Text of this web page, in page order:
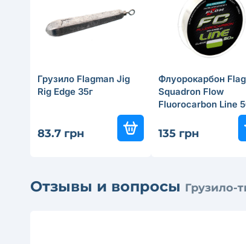
Грузило Flagman Jig
Rig Edge 35г
83.7 грн
Флуорокарбон
Squadron Flow
Fluorocarbon Line
135 грн
Отзывы и вопросы Грузило-